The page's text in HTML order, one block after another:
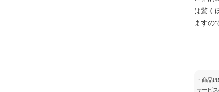
は驚く
ますの
・商品
サービス